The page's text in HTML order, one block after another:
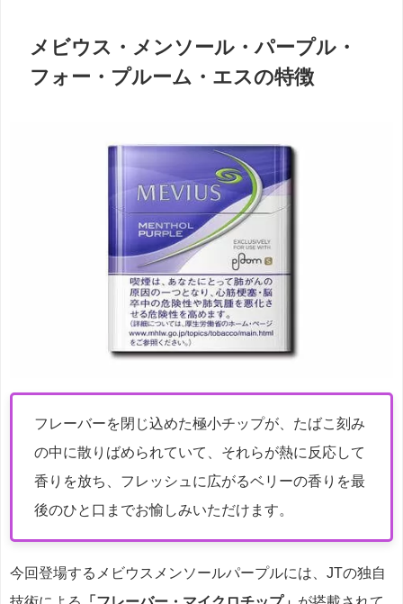
メビウス・メンソール・パープル・
フォー・プルーム・エスの特徴
フレーバーを閉じ込めた極小チップが、たばこ刻み
の中に散りばめられていて、それらが熱に反応して
香りを放ち、フレッシュに広がるベリーの香りを最
後のひと口までお愉しみいただけます。
今回登場するメビウスメンソールパープルには、JTの独自